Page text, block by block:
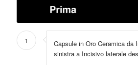
1
Capsule in Oro Ceramica da
sinistra a Incisivo laterale